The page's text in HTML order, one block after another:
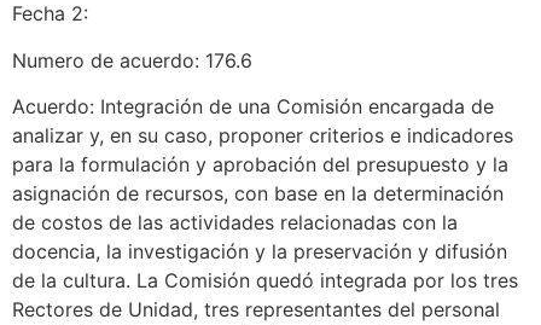
Fecha 2:
Numero de acuerdo: 176.6
Acuerdo: Integración de una Comisión encargada de
analizar y, en su caso, proponer criterios e indicadores
para la formulación y aprobación del presupuesto y la
asignación de recursos, con base en la determinación
de costos de las actividades relacionadas con la
docencia, la investigación y la preservación y difusión
de la cultura. La Comisión quedó integrada por los tres
Rectores de Unidad, tres representantes del personal